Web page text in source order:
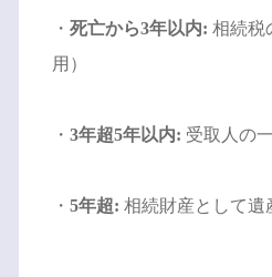
・ 死亡から3年以内: 相続税
用）
・ 3年超5年以内: 受取人の
・ 5年超: 相続財産として遺